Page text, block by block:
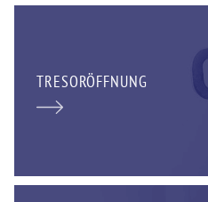
TRESORÖFFNUNG